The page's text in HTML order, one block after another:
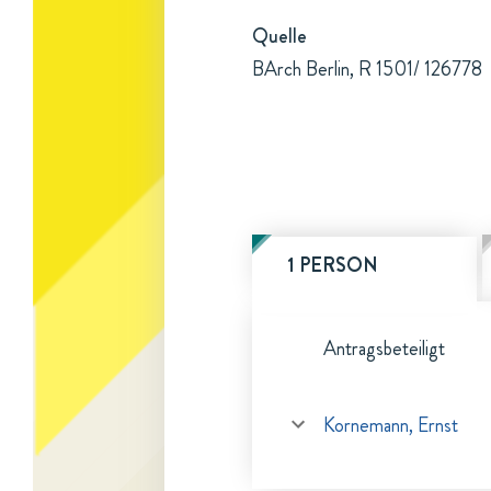
Quelle
BArch Berlin, R 1501/ 126778
1 PERSON
Antragsbeteiligt
Kornemann, Ernst